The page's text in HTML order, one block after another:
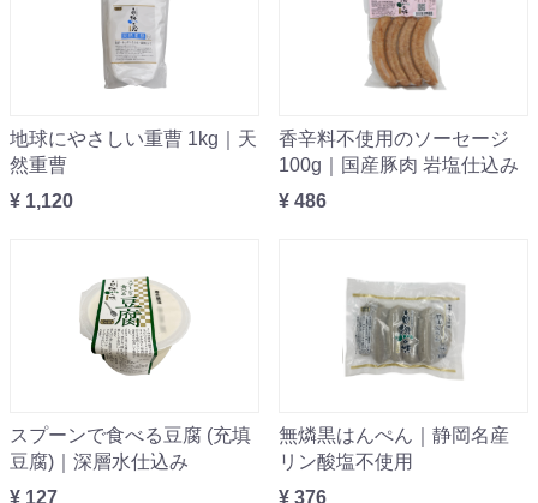
地球にやさしい重曹 1kg｜天
然重曹
¥ 1,120
香辛料不使用のソーセージ
100g｜国産豚肉 岩塩仕込み
¥ 486
スプーンで食べる豆腐 (充填
豆腐)｜深層水仕込み
¥ 127
無燐黒はんぺん｜静岡名産
リン酸塩不使用
¥ 376